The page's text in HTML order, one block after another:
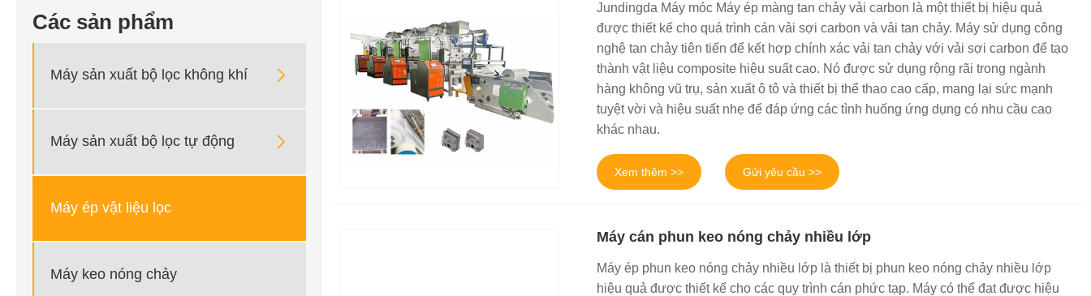
Các sản phẩm
Máy sản xuất bộ lọc không khí 
Máy sản xuất bộ lọc tự động 
Máy ép vật liệu lọc
Máy keo nóng chảy
Jundingda Máy móc Máy ép màng tan chảy vải carbon là một thiết bị hiệu quả
được thiết kế cho quá trình cán vải sợi carbon và vải tan chảy. Máy sử dụng công
nghệ tan chảy tiên tiến để kết hợp chính xác vải tan chảy với vải sợi carbon để tạo
thành vật liệu composite hiệu suất cao. Nó được sử dụng rộng rãi trong ngành
hàng không vũ trụ, sản xuất ô tô và thiết bị thể thao cao cấp, mang lại sức mạnh
tuyệt vời và hiệu suất nhẹ để đáp ứng các tình huống ứng dụng có nhu cầu cao
khác nhau.
Xem thêm >> Gửi yêu cầu >>
Máy cán phun keo nóng chảy nhiều lớp
Máy ép phun keo nóng chảy nhiều lớp là thiết bị phun keo nóng chảy nhiều lớp
hiệu quả được thiết kế cho các quy trình cán phức tạp. Máy có thể đạt được hiệu